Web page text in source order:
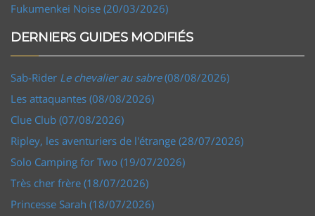
Fukumenkei Noise (20/03/2026)
DERNIERS GUIDES MODIFIÉS
Sab-Rider Le chevalier au sabre(08/08/2026)
Les attaquantes (08/08/2026)
Clue Club (07/08/2026)
Ripley, les aventuriers de l'étrange (28/07/2026)
Solo Camping for Two (19/07/2026)
Très cher frère (18/07/2026)
Princesse Sarah (18/07/2026)